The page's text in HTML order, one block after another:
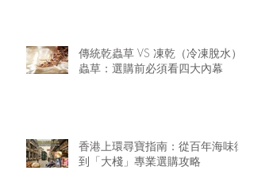
傳統乾蟲草 VS 凍乾（冷凍脫水）
蟲草：選購前必須看四大內幕
香港上環尋寶指南：從百年海味街
到「大棧」專業選購攻略